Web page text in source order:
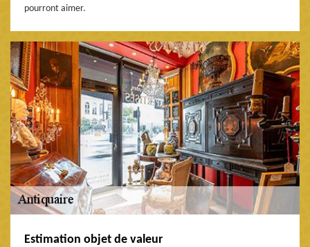
pourront aimer.
Estimation objet de valeur